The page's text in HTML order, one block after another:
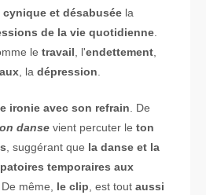
cynique et désabusée la
de la vie quotidienne
le travail , l'endettement
, la dépression
ironie avec son refrain . De
danse vient percuter le ton
, suggérant que la danse et la
temporaires aux
. De même, le clip , est tout aussi